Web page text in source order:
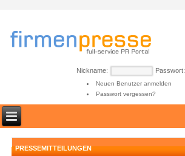
Nickname: Passwort:
Neuen Benutzer anmelden
Passwort vergessen?
PRESSEMITTEILUNGEN